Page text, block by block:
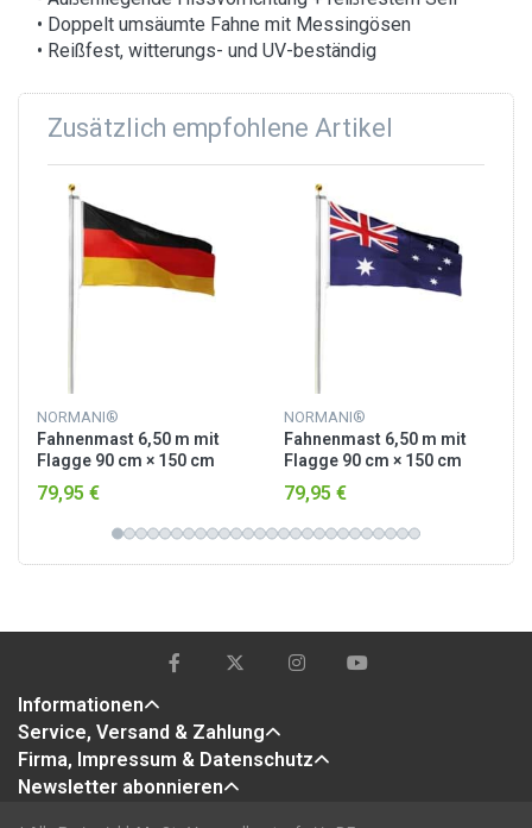
• Doppelt umsäumte Fahne mit Messingösen
• Reißfest, witterungs- und UV-beständig
Zusätzlich empfohlene Artikel
NORMANI®
Fahnenmast 6,50 m mit
Flagge 90 cm × 150 cm
Deutschland
79,95 €
NORMANI®
Fahnenmast 6,50 m mit
Flagge 90 cm × 150 cm
Australien
79,95 €
Informationen
Service, Versand & Zahlung
Firma, Impressum & Datenschutz
Newsletter abonnieren